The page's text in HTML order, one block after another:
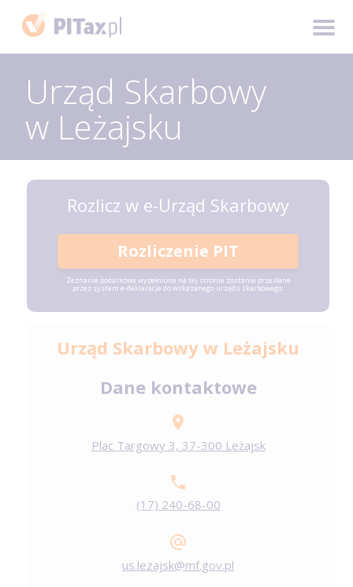
Urząd Skarbowy
w Leżajsku
Rozlicz w e-Urząd Skarbowy
Rozliczenie PIT
Zeznanie podatkowe wypełnione na tej stronie zostanie przesłane
przez system e-deklaracje do wskazanego urzędu skarbowego.
Urząd Skarbowy w Leżajsku
Dane kontaktowe
Plac Targowy 3, 37-300 Leżajsk
(17) 240-68-00
us.lezajsk@mf.gov.pl